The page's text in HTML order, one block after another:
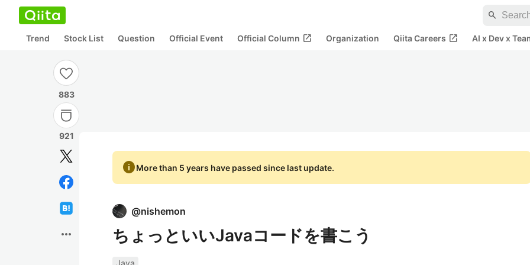
search
Trend Stock List Question Official Event Official Column open_in_new Organization Qiita Careers open_in_new AI x Dev x
883
921
more_horiz
infoMore than 5 years have passed since last update.
@nishemon
ちょっといいJavaコードを書こう
Java